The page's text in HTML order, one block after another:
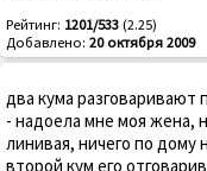
Рейтинг: 1201/533 (2.25)
Добавлено: 20 октября 2009
два кума разговаривают
- надоела мне моя жена,
линивая, ничего по дому
второй кум его